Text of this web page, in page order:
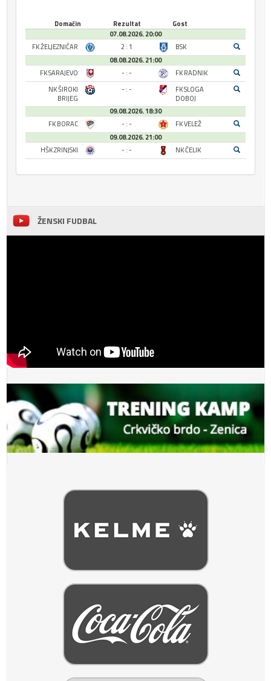
Domaćin Rezultat
Gost
07.08.2026. 20:00
FK ŽELJEZNIČAR
2 : 1
BSK
08.08.2026. 21:00
FK SARAJEVO
- : -
FK RADNIK
NK ŠIROKI
BRIJEG
- : -
FK SLOGA
DOBOJ
09.08.2026. 18:30
FK BORAC
- : -
FK VELEŽ
09.08.2026. 21:00
HŠK ZRINJSKI
- : - NK ČELIK
ŽENSKI FUDBAL